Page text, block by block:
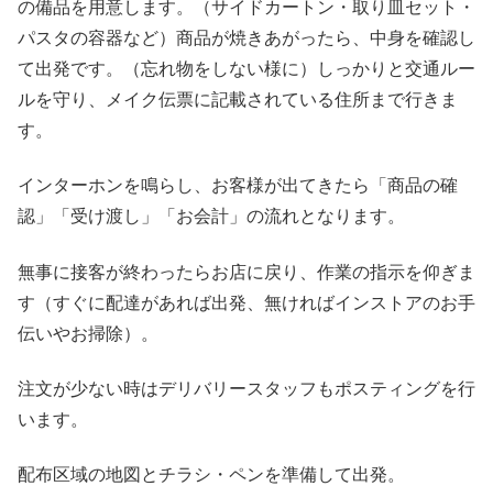
の備品を用意します。（サイドカートン・取り皿セット・
パスタの容器など）商品が焼きあがったら、中身を確認し
て出発です。（忘れ物をしない様に）しっかりと交通ルー
ルを守り、メイク伝票に記載されている住所まで行きま
す。
インターホンを鳴らし、お客様が出てきたら「商品の確
認」「受け渡し」「お会計」の流れとなります。
無事に接客が終わったらお店に戻り、作業の指示を仰ぎま
す（すぐに配達があれば出発、無ければインストアのお手
伝いやお掃除）。
注文が少ない時はデリバリースタッフもポスティングを行
います。
配布区域の地図とチラシ・ペンを準備して出発。